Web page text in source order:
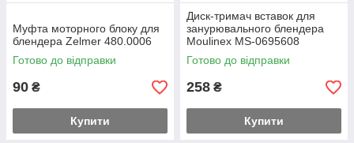
Муфта моторного блоку для
блендера Zelmer 480.0006
Готово до відправки
90 ₴
Купити
Диск-тримач вставок для
занурювального блендера
Moulinex MS-0695608
Готово до відправки
258 ₴
Купити